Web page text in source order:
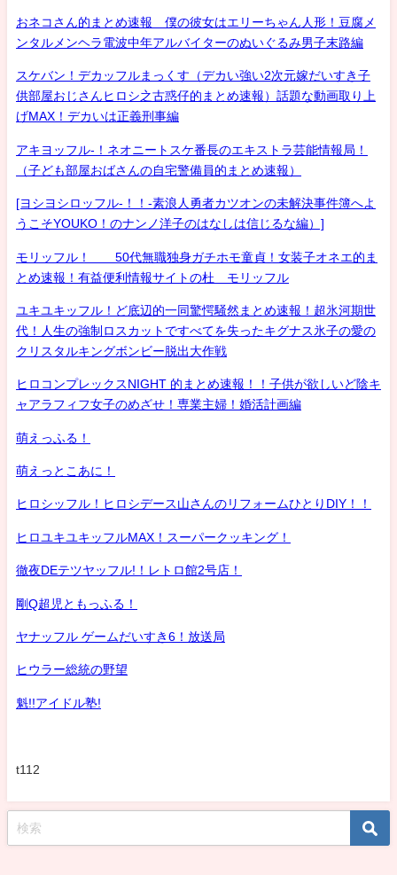
おネコさん的まとめ速報 僕の彼女はエリーちゃん人形！豆腐メ
ンタルメンヘラ電波中年アルバイターのぬいぐるみ男子末路編
スケバン！デカッフルまっくす（デカい強い2次元嫁だいすき子
供部屋おじさんヒロシ之古惑仔的まとめ速報）話題な動画取り上
げMAX！デカいは正義刑事編
アキヨッフル-！ネオニートスケ番長のエキストラ芸能情報局！
（子ども部屋おばさんの自宅警備員的まとめ速報）
[ヨシヨシロッフル-！！-素浪人勇者カツオンの未解決事件簿へよ
うこそYOUKO！のナンノ洋子のはなしは信じるな編）]
モリッフル！ 50代無職独身ガチホモ童貞！女装子オネエ的ま
とめ速報！有益便利情報サイトの杜 モリッフル
ユキユキッフル！ど底辺的一同驚愕騒然まとめ速報！超氷河期世
代！人生の強制ロスカットですべてを失ったキグナス氷子の愛の
クリスタルキングボンビー脱出大作戦
ヒロコンプレックスNIGHT 的まとめ速報！！子供が欲しいど陰キ
ャアラフィフ女子のめざせ！専業主婦！婚活計画編
萌えっふる！
萌えっとこあに！
ヒロシッフル！ヒロシデース山さんのリフォームひとりDIY！！
ヒロユキユキッフルMAX！スーパークッキング！
徹夜DEテツヤッフル!！レトロ館2号店！
剛Q超児ともっふる！
ヤナッフル ゲームだいすき6！放送局
ヒウラー総統の野望
魁!!アイドル塾!
t112